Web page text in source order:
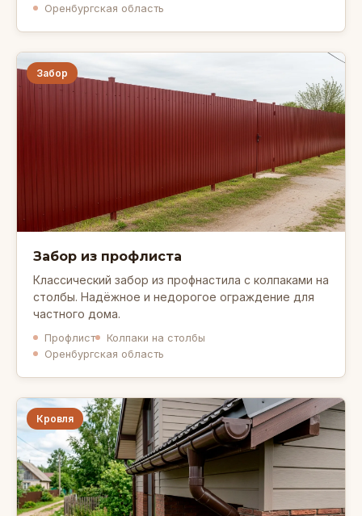
Оренбургская область
Забор
Забор из профлиста
Классический забор из профнастила с колпаками на
столбы. Надёжное и недорогое ограждение для
частного дома.
Профлист
Колпаки на столбы
Оренбургская область
Кровля